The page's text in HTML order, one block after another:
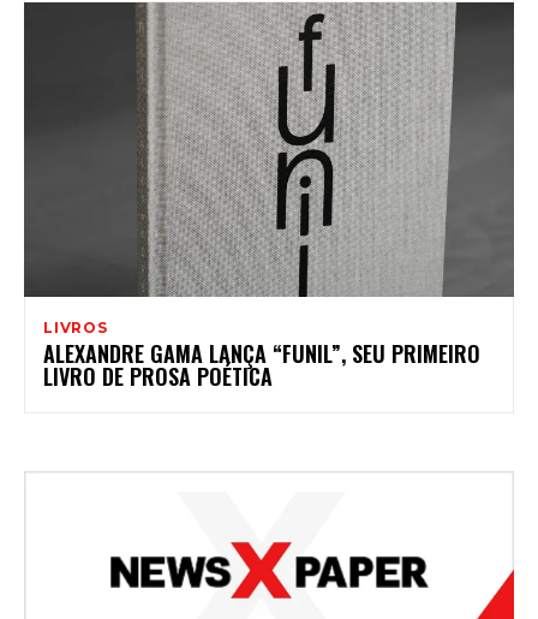
LIVROS
ALEXANDRE GAMA LANÇA “FUNIL”, SEU PRIMEIRO
LIVRO DE PROSA POÉTICA